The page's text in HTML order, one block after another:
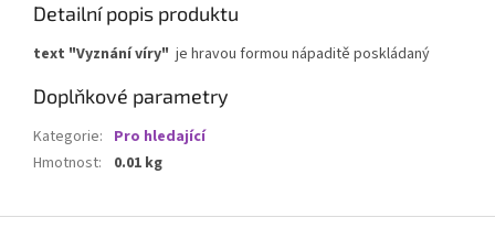
Detailní popis produktu
text "Vyznání víry" je hravou formou nápaditě poskládaný
Doplňkové parametry
Kategorie: Pro hledající
Hmotnost: 0.01 kg